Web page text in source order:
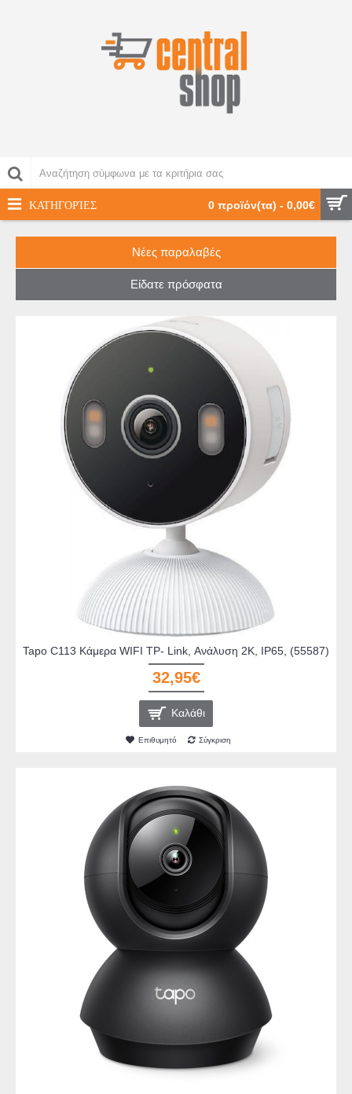
0 προϊόν(τα) - 0,00€
ΚΑΤΗΓΟΡΊΕΣ
Νέες παραλαβές
Είδατε πρόσφατα
Tapo C113 Κάμερα WIFI TP- Link, Ανάλυση 2Κ, IP65, (55587)
32,95€
Καλάθι
Επιθυμητό Σύγκριση